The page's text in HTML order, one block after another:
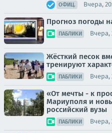
ОФИЦ. Вчера,
Прогноз погоды
ПАБЛИКИ Вчера,
Жёсткий песок
тренируют
ПАБЛИКИ Вчера,
«От мечты - к
Мариуполя и
российский вузы
ПАБЛИКИ Вчера,